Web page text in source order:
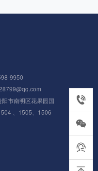
0851-
在线客服
9950
市南明区花果园国
、1505、1506